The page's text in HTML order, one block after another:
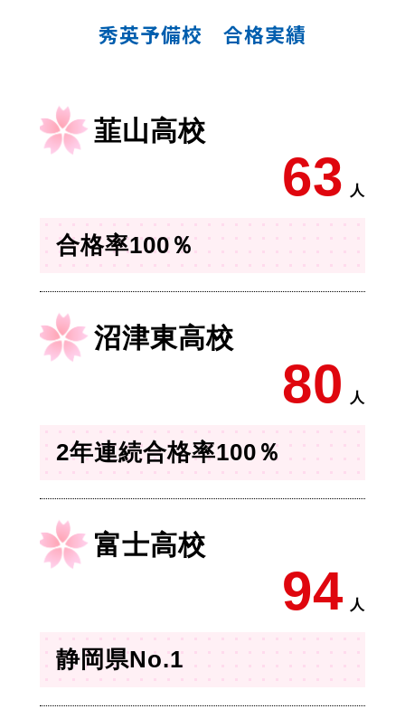
秀英予備校 合格実績
韮山高校
63 人
合格率100％
沼津東高校
80 人
2年連続合格率100％
富士高校
94 人
静岡県No.1